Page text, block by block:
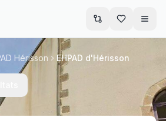
Hérisson EHPAD d'Hérisson